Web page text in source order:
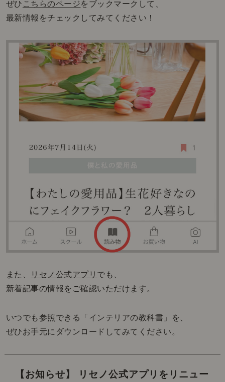
ぜひ こちらのページをブックマークして、
最新情報をチェックしてみてください！
また、 リセノ公式アプリ でも、
新着記事の情報をご確認いただけます。
いつでも参照できる「インテリアの教科書」を、
ぜひお手元にダウンロードしてみてください。
【お知らせ】 リセノ公式アプリをリニュー